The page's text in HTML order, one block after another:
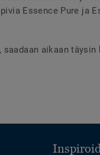
Essence Pure ja
saadaan aikaan